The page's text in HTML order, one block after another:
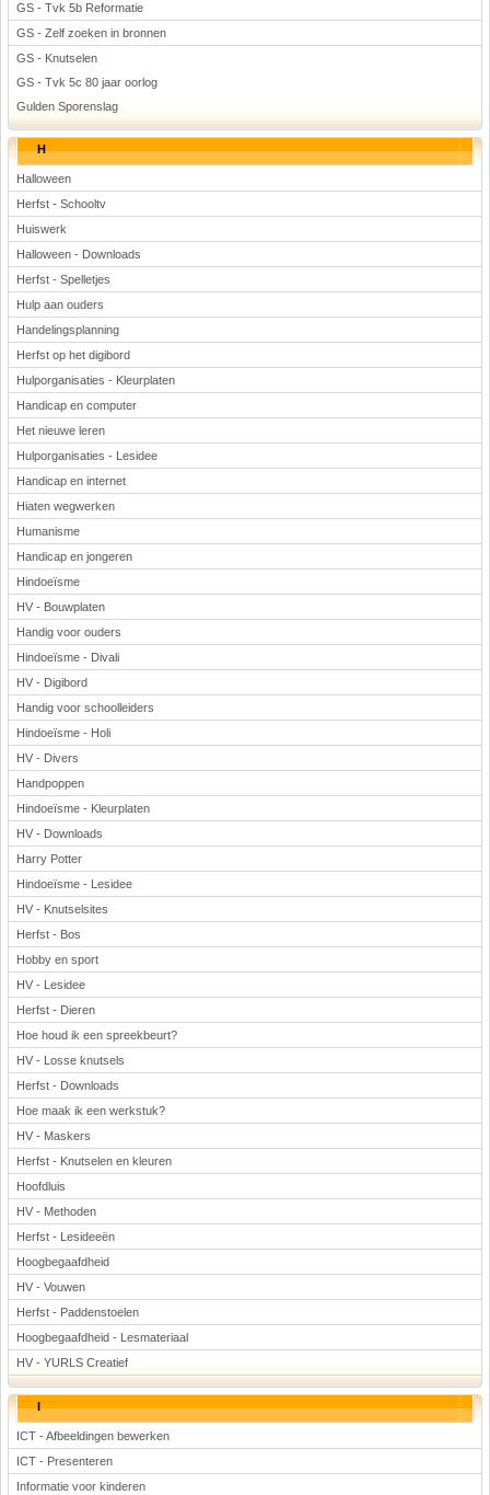
GS - Tvk 5b Reformatie
GS - Zelf zoeken in bronnen
GS - Knutselen
GS - Tvk 5c 80 jaar oorlog
Gulden Sporenslag
H
Halloween
Herfst - Schooltv
Huiswerk
Halloween - Downloads
Herfst - Spelletjes
Hulp aan ouders
Handelingsplanning
Herfst op het digibord
Hulporganisaties - Kleurplaten
Handicap en computer
Het nieuwe leren
Hulporganisaties - Lesidee
Handicap en internet
Hiaten wegwerken
Humanisme
Handicap en jongeren
Hindoeïsme
HV - Bouwplaten
Handig voor ouders
Hindoeïsme - Divali
HV - Digibord
Handig voor schoolleiders
Hindoeïsme - Holi
HV - Divers
Handpoppen
Hindoeïsme - Kleurplaten
HV - Downloads
Harry Potter
Hindoeïsme - Lesidee
HV - Knutselsites
Herfst - Bos
Hobby en sport
HV - Lesidee
Herfst - Dieren
Hoe houd ik een spreekbeurt?
HV - Losse knutsels
Herfst - Downloads
Hoe maak ik een werkstuk?
HV - Maskers
Herfst - Knutselen en kleuren
Hoofdluis
HV - Methoden
Herfst - Lesideeën
Hoogbegaafdheid
HV - Vouwen
Herfst - Paddenstoelen
Hoogbegaafdheid - Lesmateriaal
HV - YURLS Creatief
I
ICT - Afbeeldingen bewerken
ICT - Presenteren
Informatie voor kinderen